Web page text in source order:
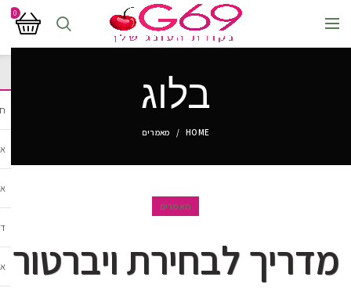
0
בלוג
HOME מאמרים
מאמרים
מדריך לבחירת ויברטור